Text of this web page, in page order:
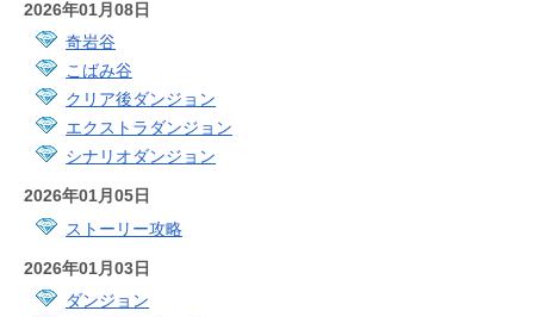
2026年01月08日
奇岩谷
こばみ谷
クリア後ダンジョン
エクストラダンジョン
シナリオダンジョン
2026年01月05日
ストーリー攻略
2026年01月03日
ダンジョン